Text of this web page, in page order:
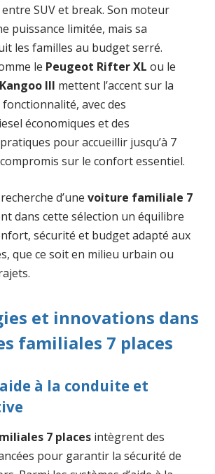
SUV et break. Son moteur
puissance limitée, mais sa
les familles au budget serré.
le Peugeot Rifter XL ou le
III mettent l’accent sur la
avec des
économiques et des
pour accueillir jusqu’à 7
sur le confort essentiel.
d’une voiture familiale 7
dans cette sélection un équilibre
sécurité et budget adapté aux
que ce soit en milieu urbain ou
et innovations dans
familiales 7 places
à la conduite et
7 places intègrent des
pour garantir la sécurité de